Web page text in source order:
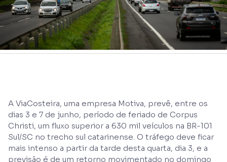
A ViaCosteira, uma empresa Motiva, prevê, entre os
dias 3 e 7 de junho, período de feriado de Corpus
Christi, um fluxo superior a 630 mil veículos na BR-101
Sul/SC no trecho sul catarinense. O tráfego deve ficar
mais intenso a partir da tarde desta quarta, dia 3, e a
previsão é de um retorno movimentado no domingo